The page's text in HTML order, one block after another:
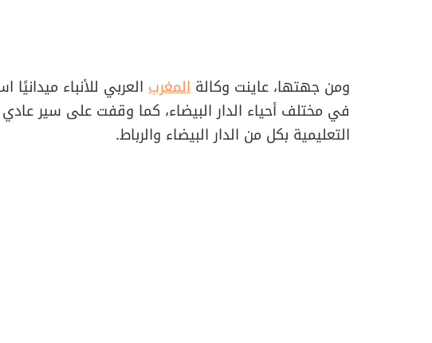
ومن جهتها، عاينت وكالة المغرب العربي للأنباء
في مختلف أحياء الدار البيضاء، كما وقفت على سير
التعليمية بكل من الدار البيضاء والرباط.